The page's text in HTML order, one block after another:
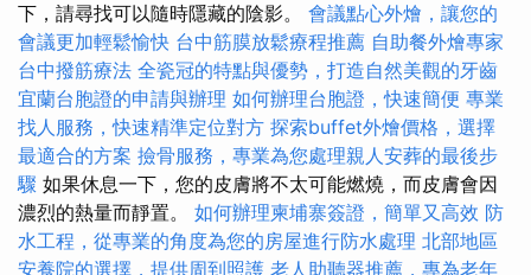
下，請尋找可以隨時隱藏的陰影。 會議點心外燴，讓您的
會議更加輕鬆愉快 台中筋膜放鬆療程推薦 自助餐外燴專家
台中撥筋療法 全瓷冠的特點與優勢，打造自然美觀的牙齒
宜蘭台胞證的申請與辦理 如何辦理台胞證，快速簡便 專業
找人服務，快速精準定位對方 探索buffet外燴價格，選擇
最適合的方案 撿骨服務，專業為您處理親人安葬的最後步
驟 如果休息一下，您的皮膚將不太可能燃燒，而皮膚會因
濃烈的熱量而靜置。 如何辦理柬埔寨簽證，簡單又高效 防
水工程，從專業的角度為您的房屋進行防水處理 北部地區
安養院的選擇，提供周到照護 老人助聽器推薦，專為老年